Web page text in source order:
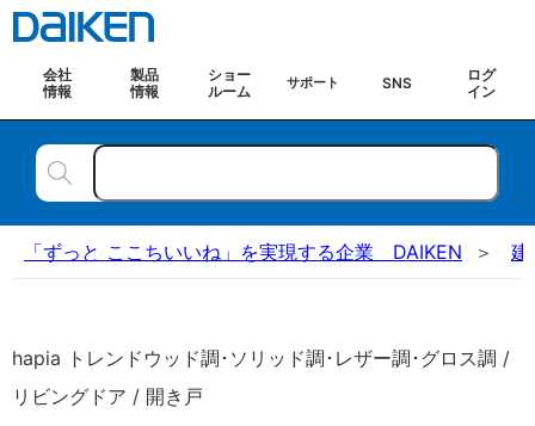
会社
情報
製品
情報
ショー
ルーム
サポート SNS
ログ
イン
「ずっと ここちいいね」を実現する企業 DAIKEN 建
hapia トレンドウッド調･ソリッド調･レザー調･グロス調 /
リビングドア / 開き戸